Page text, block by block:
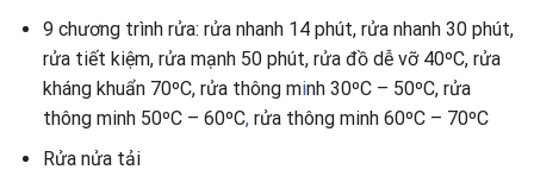
9 chương trình rửa: rửa nhanh 14 phút, rửa nhanh 30 phút,
rửa tiết kiệm, rửa mạnh 50 phút, rửa đồ dễ vỡ 40ºC, rửa
kháng khuẩn 70ºC, rửa thông minh 30ºC – 50ºC, rửa
thông minh 50ºC – 60ºC,rửa thông minh 60ºC – 70ºC
Rửa nửa tải